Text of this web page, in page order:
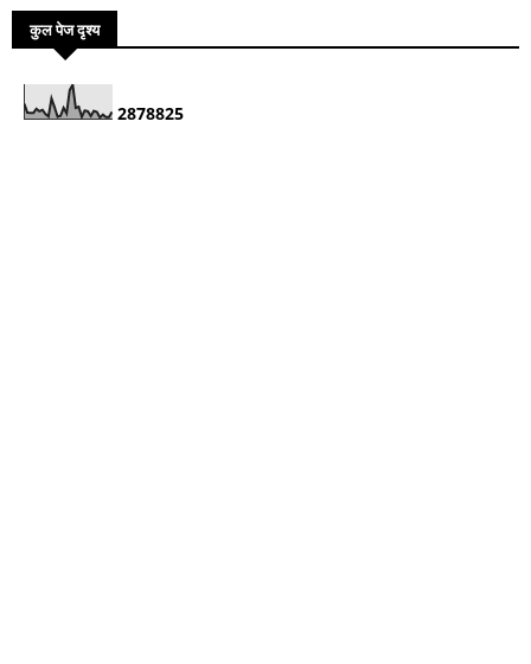
कुल पेज दृश्य
2878825